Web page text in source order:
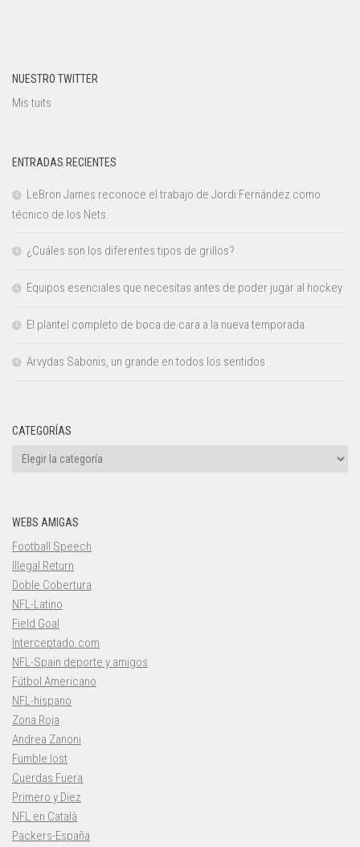
NUESTRO TWITTER
Mis tuits
ENTRADAS RECIENTES
LeBron James reconoce el trabajo de Jordi Fernández como
técnico de los Nets.
¿Cuáles son los diferentes tipos de grillos?
Equipos esenciales que necesitas antes de poder jugar al hockey
El plantel completo de boca de cara a la nueva temporada
Arvydas Sabonis, un grande en todos los sentidos
CATEGORÍAS
Categorías
WEBS AMIGAS
Football Speech
Illegal Return
Doble Cobertura
NFL-Latino
Field Goal
Interceptado.com
NFL-Spain deporte y amigos
Fútbol Americano
NFL-hispano
Zona Roja
Andrea Zanoni
Fumble lost
Cuerdas Fuera
Primero y Diez
NFL en Català
Packers-España